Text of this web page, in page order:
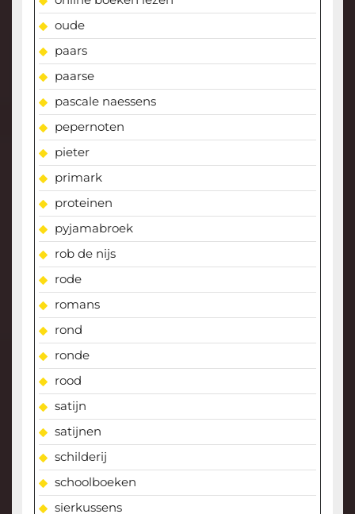
oude
paars
paarse
pascale naessens
pepernoten
pieter
primark
proteinen
pyjamabroek
rob de nijs
rode
romans
rond
ronde
rood
satijn
satijnen
schilderij
schoolboeken
sierkussens